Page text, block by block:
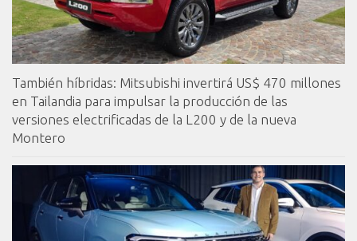
También híbridas: Mitsubishi invertirá US$ 470 millones
en Tailandia para impulsar la producción de las
versiones electrificadas de la L200 y de la nueva
Montero